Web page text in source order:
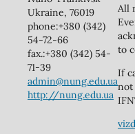
Ukraine, 76019
phone:+380 (342)
54-72-66
fax.:+380 (342) 54-
71-39
admin@nung.edu.ua
http://nung.edu.ua
All
to
If
not